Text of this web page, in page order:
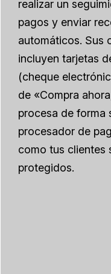
realizar un
pagos y enviar
automáticos. Sus
incluyen tarjetas
(cheque
de «Compra
procesa de forma
procesador de
como tus clientes
protegidos.